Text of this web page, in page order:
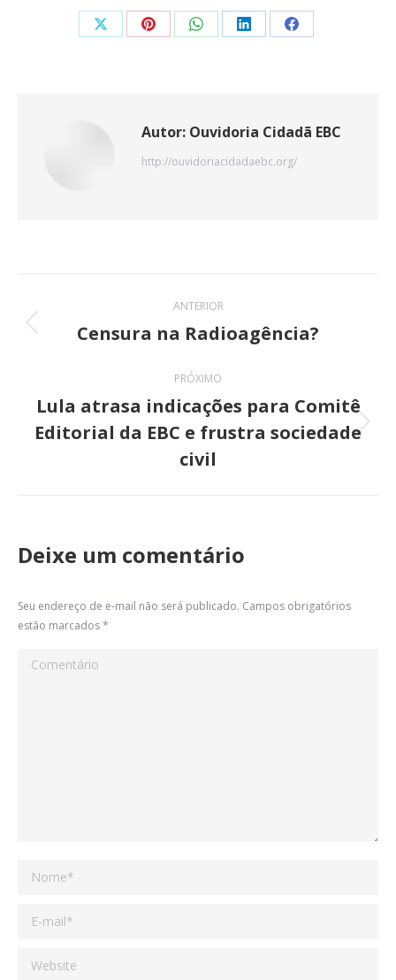
Share Share Share Share Share
Autor: Ouvidoria Cidadã EBC
http://ouvidoriacidadaebc.org/
Navegação
de
ANTERIOR
Post
Censura na Radioagência?
PRÓXIMO
Próximo
post:
Lula atrasa indicações para Comitê
Editorial da EBC e frustra sociedade
civil
Deixe um comentário
Seu endereço de e-mail não será publicado. Campos obrigatórios
estão marcados*
Comentário
Nome *
E-mail *
Website